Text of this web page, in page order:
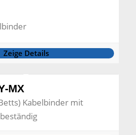
Zeige Details
MX
Kabelbinder mit